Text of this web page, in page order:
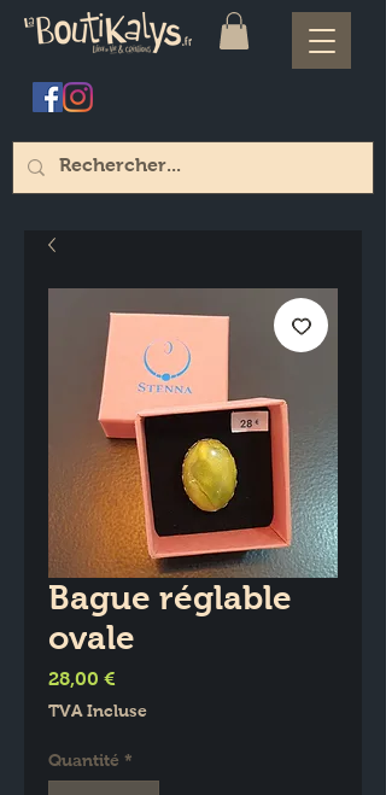
Bague réglable
ovale
28,00 €
TVA Incluse
Quantité *